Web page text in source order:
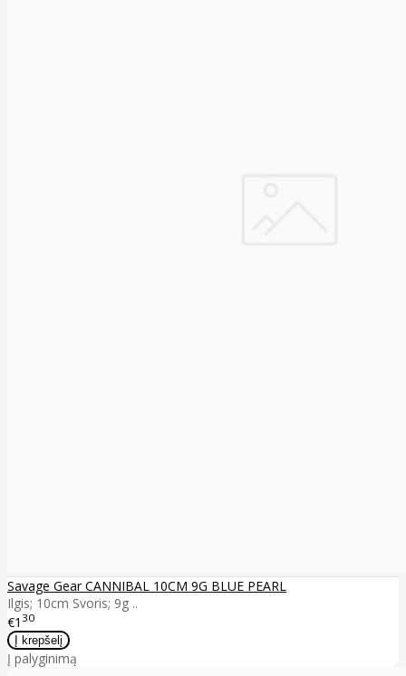
Savage Gear CANNIBAL 10CM 9G BLUE PEARL
Ilgis; 10cm Svoris; 9g ..
€1 30
Į palyginimą